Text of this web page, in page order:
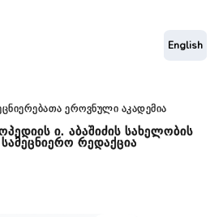
ეროვნული აკადემია
ი. აბაშიძის სახელობის
რედაქცია
English